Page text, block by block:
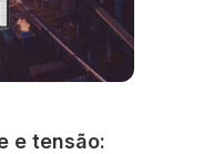
e tensão: